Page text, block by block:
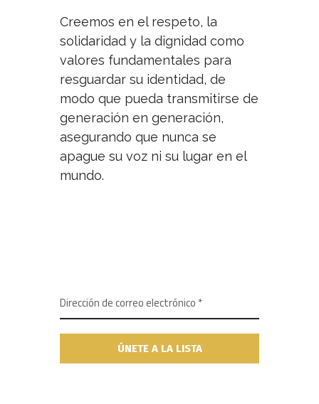
Creemos en el respeto, la
solidaridad y la dignidad como
valores fundamentales para
resguardar su identidad, de
modo que pueda transmitirse de
generación en generación,
asegurando que nunca se
apague su voz ni su lugar en el
mundo.